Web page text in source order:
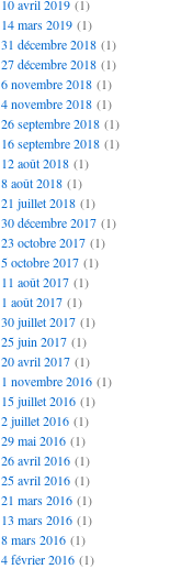
10 avril 2019(1)
14 mars 2019(1)
31 décembre 2018(1)
27 décembre 2018(1)
6 novembre 2018(1)
4 novembre 2018(1)
26 septembre 2018(1)
16 septembre 2018(1)
12 août 2018(1)
8 août 2018(1)
21 juillet 2018(1)
30 décembre 2017(1)
23 octobre 2017(1)
5 octobre 2017(1)
11 août 2017(1)
1 août 2017(1)
30 juillet 2017(1)
25 juin 2017(1)
20 avril 2017(1)
1 novembre 2016(1)
15 juillet 2016(1)
2 juillet 2016(1)
29 mai 2016(1)
26 avril 2016(1)
25 avril 2016(1)
21 mars 2016(1)
13 mars 2016(1)
8 mars 2016(1)
4 février 2016(1)